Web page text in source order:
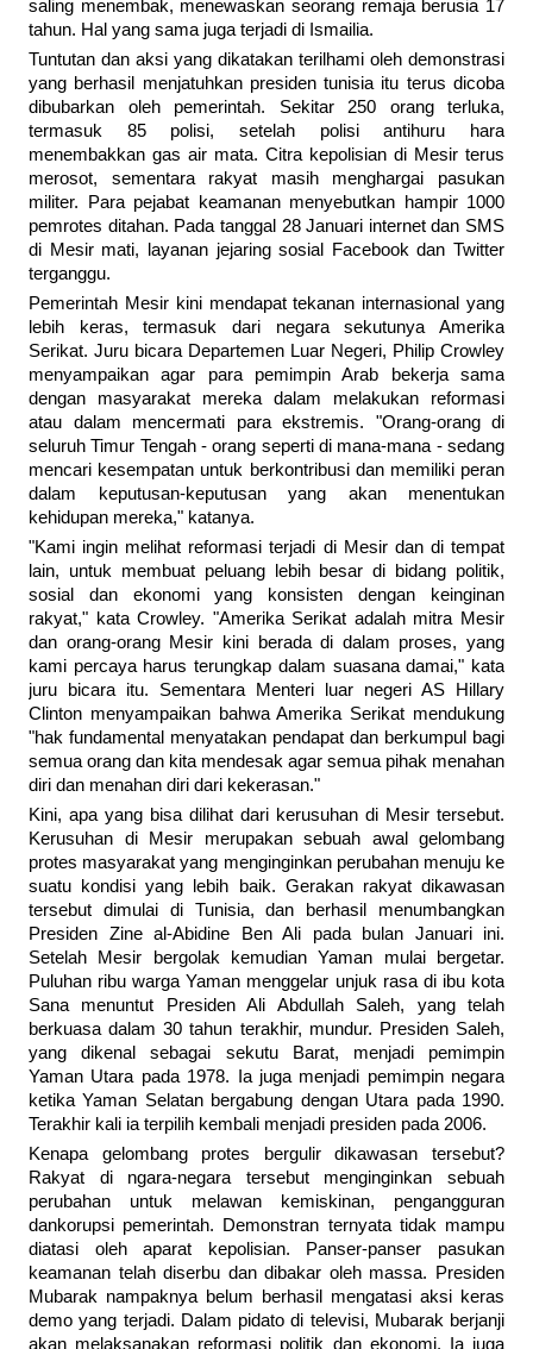
saling menembak, menewaskan seorang remaja berusia 17
tahun. Hal yang sama juga terjadi di Ismailia.
Tuntutan dan aksi yang dikatakan terilhami oleh demonstrasi
yang berhasil menjatuhkan presiden tunisia itu terus dicoba
dibubarkan oleh pemerintah. Sekitar 250 orang terluka,
termasuk 85 polisi, setelah polisi antihuru hara
menembakkan gas air mata. Citra kepolisian di Mesir terus
merosot, sementara rakyat masih menghargai pasukan
militer. Para pejabat keamanan menyebutkan hampir 1000
pemrotes ditahan. Pada tanggal 28 Januari internet dan SMS
di Mesir mati, layanan jejaring sosial Facebook dan Twitter
terganggu.
Pemerintah Mesir kini mendapat tekanan internasional yang
lebih keras, termasuk dari negara sekutunya Amerika
Serikat. Juru bicara Departemen Luar Negeri, Philip Crowley
menyampaikan agar para pemimpin Arab bekerja sama
dengan masyarakat mereka dalam melakukan reformasi
atau dalam mencermati para ekstremis. "Orang-orang di
seluruh Timur Tengah - orang seperti di mana-mana - sedang
mencari kesempatan untuk berkontribusi dan memiliki peran
dalam keputusan-keputusan yang akan menentukan
kehidupan mereka," katanya.
"Kami ingin melihat reformasi terjadi di Mesir dan di tempat
lain, untuk membuat peluang lebih besar di bidang politik,
sosial dan ekonomi yang konsisten dengan keinginan
rakyat," kata Crowley. "Amerika Serikat adalah mitra Mesir
dan orang-orang Mesir kini berada di dalam proses, yang
kami percaya harus terungkap dalam suasana damai," kata
juru bicara itu. Sementara Menteri luar negeri AS Hillary
Clinton menyampaikan bahwa Amerika Serikat mendukung
"hak fundamental menyatakan pendapat dan berkumpul bagi
semua orang dan kita mendesak agar semua pihak menahan
diri dan menahan diri dari kekerasan."
Kini, apa yang bisa dilihat dari kerusuhan di Mesir tersebut.
Kerusuhan di Mesir merupakan sebuah awal gelombang
protes masyarakat yang menginginkan perubahan menuju ke
suatu kondisi yang lebih baik. Gerakan rakyat dikawasan
tersebut dimulai di Tunisia, dan berhasil menumbangkan
Presiden Zine al-Abidine Ben Ali pada bulan Januari ini.
Setelah Mesir bergolak kemudian Yaman mulai bergetar.
Puluhan ribu warga Yaman menggelar unjuk rasa di ibu kota
Sana menuntut Presiden Ali Abdullah Saleh, yang telah
berkuasa dalam 30 tahun terakhir, mundur. Presiden Saleh,
yang dikenal sebagai sekutu Barat, menjadi pemimpin
Yaman Utara pada 1978. Ia juga menjadi pemimpin negara
ketika Yaman Selatan bergabung dengan Utara pada 1990.
Terakhir kali ia terpilih kembali menjadi presiden pada 2006.
Kenapa gelombang protes bergulir dikawasan tersebut?
Rakyat di ngara-negara tersebut menginginkan sebuah
perubahan untuk melawan kemiskinan, pengangguran
dankorupsi pemerintah. Demonstran ternyata tidak mampu
diatasi oleh aparat kepolisian. Panser-panser pasukan
keamanan telah diserbu dan dibakar oleh massa. Presiden
Mubarak nampaknya belum berhasil mengatasi aksi keras
demo yang terjadi. Dalam pidato di televisi, Mubarak berjanji
akan melaksanakan reformasi politik dan ekonomi. Ia juga